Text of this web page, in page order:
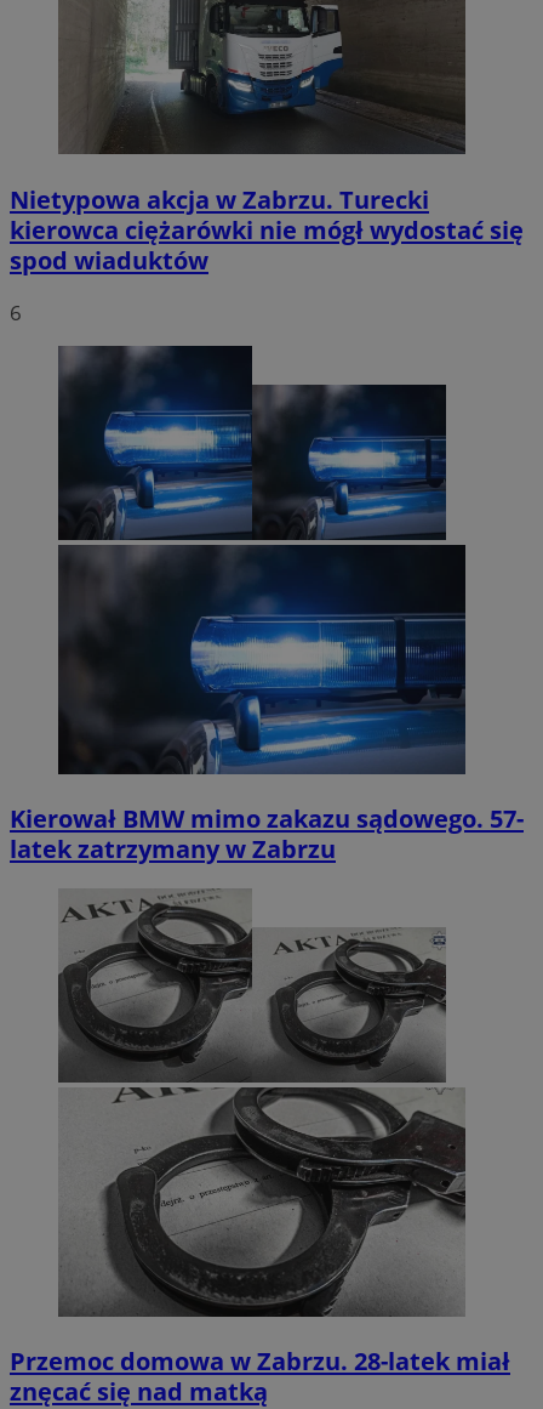
Nietypowa akcja w Zabrzu. Turecki
kierowca ciężarówki nie mógł wydostać się
spod wiaduktów
6
Kierował BMW mimo zakazu sądowego. 57-
latek zatrzymany w Zabrzu
Przemoc domowa w Zabrzu. 28-latek miał
znęcać się nad matką